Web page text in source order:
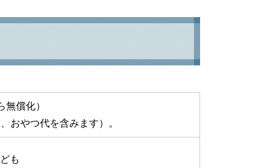
償化）
おやつ代を含みます）。
も